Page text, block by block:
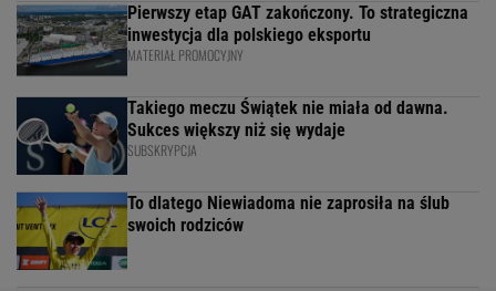
Pierwszy etap GAT zakończony. To strategiczna
inwestycja dla polskiego eksportu
MATERIAŁ PROMOCYJNY
Takiego meczu Świątek nie miała od dawna.
Sukces większy niż się wydaje
SUBSKRYPCJA
To dlatego Niewiadoma nie zaprosiła na ślub
swoich rodziców